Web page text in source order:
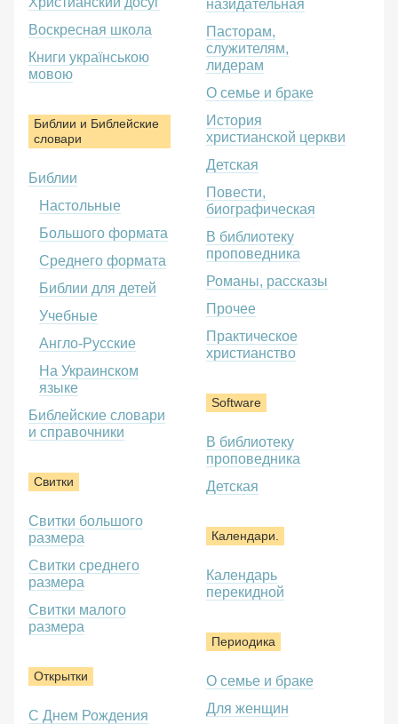
Воскресная школа
Книги українською
мовою
Библии и Библейские
словари
Библии
Настольные
Большого формата
Среднего формата
Библии для детей
Учебные
Англо-Русские
На Украинском
языке
Библейские словари
и справочники
Свитки
Свитки большого
размера
Свитки среднего
размера
Свитки малого
размера
Открытки
С Днем Рождения
назидательная
Пасторам,
служителям,
лидерам
О семье и браке
История
христианской церкви
Детская
Повести,
биографическая
В библиотеку
проповедника
Романы, рассказы
Прочее
Практическое
христианство
Software
В библиотеку
проповедника
Детская
Календари.
Календарь
перекидной
Периодика
О семье и браке
Для женщин